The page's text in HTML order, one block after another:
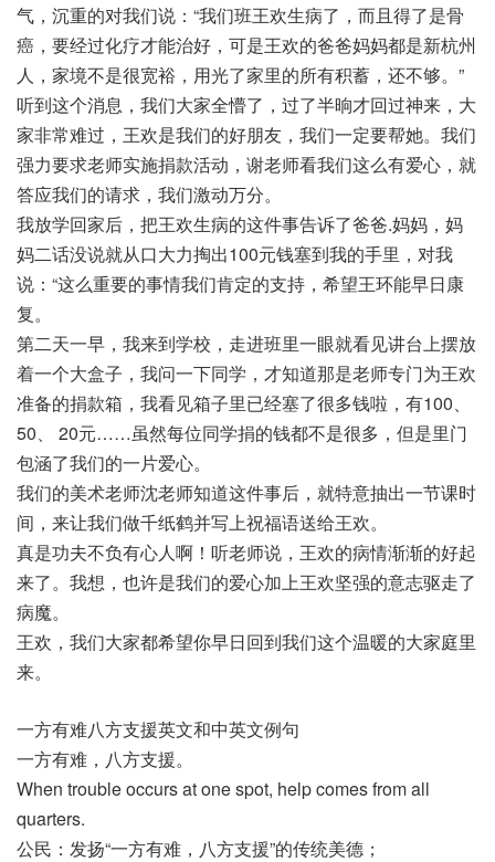
气，沉重的对我们说：“我们班王欢生病了，而且得了是骨
癌，要经过化疗才能治好，可是王欢的爸爸妈妈都是新杭州
人，家境不是很宽裕，用光了家里的所有积蓄，还不够。”
听到这个消息，我们大家全懵了，过了半晌才回过神来，大
家非常难过，王欢是我们的好朋友，我们一定要帮她。我们
强力要求老师实施捐款活动，谢老师看我们这么有爱心，就
答应我们的请求，我们激动万分。
我放学回家后，把王欢生病的这件事告诉了爸爸.妈妈，妈
妈二话没说就从口大力掏出100元钱塞到我的手里，对我
说：“这么重要的事情我们肯定的支持，希望王环能早日康
复。
第二天一早，我来到学校，走进班里一眼就看见讲台上摆放
着一个大盒子，我问一下同学，才知道那是老师专门为王欢
准备的捐款箱，我看见箱子里已经塞了很多钱啦，有100、
50、 20元……虽然每位同学捐的钱都不是很多，但是里门
包涵了我们的一片爱心。
我们的美术老师沈老师知道这件事后，就特意抽出一节课时
间，来让我们做千纸鹤并写上祝福语送给王欢。
真是功夫不负有心人啊！听老师说，王欢的病情渐渐的好起
来了。我想，也许是我们的爱心加上王欢坚强的意志驱走了
病魔。
王欢，我们大家都希望你早日回到我们这个温暖的大家庭里
来。
一方有难八方支援英文和中英文例句
一方有难，八方支援。
When trouble occurs at one spot, help comes from all
quarters.
公民：发扬“一方有难，八方支援”的传统美德；